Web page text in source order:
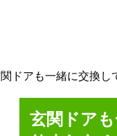
ドアも一緒に交換し
玄関ドア